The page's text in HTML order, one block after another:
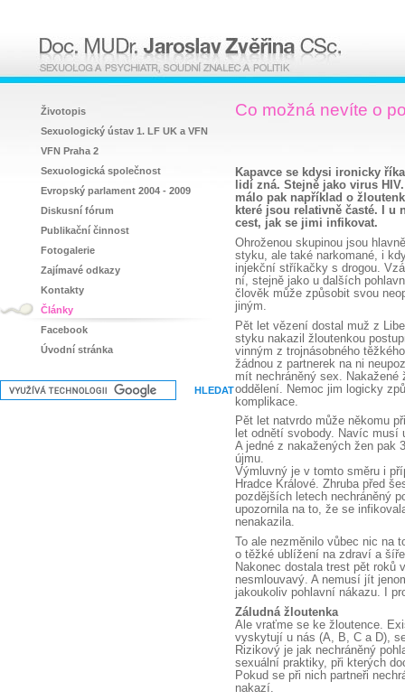
Co možná nevíte o
Kapavce se kdysi ironicky
lidí zná. Stejně jako virus
málo pak například o
které jsou relativně časté. I u
cest, jak se jimi infikovat.
Ohroženou skupinou jsou
styku, ale také narkomané, i
injekční stříkačky s drogou.
ní, stejně jako u dalších
člověk může způsobit svou
jiným.
Pět let vězení dostal muž z
styku nakazil žloutenkou
vinným z trojnásobného
žádnou z partnerek na ni
mít nechráněný sex.
oddělení. Nemoc jim logicky
komplikace.
Pět let natvrdo může někomu
let odnětí svobody. Navíc musí
A jedné z nakažených žen pak
újmu.
Výmluvný je v tomto směru i
Hradce Králové. Zhruba před
pozdějších letech nechráněný
upozornila na to, že se
nenakazila.
To ale nezměnilo vůbec nic
o těžké ublížení na zdraví a
Nakonec dostala trest pět roků
nesmlouvavý. A nemusí jít
jakoukoliv pohlavní nákazu. I
Záludná žloutenka
Ale vraťme se ke žloutence.
vyskytují u nás (A, B, C a D),
Rizikový je jak nechráněný
sexuální praktiky, při kterých
Pokud se při nich partneři
nakazí.
Životopis
Sexuologický ústav 1. LF UK a VFN
VFN Praha 2
Sexuologická společnost
Evropský parlament 2004 - 2009
Diskusní fórum
Publikační činnost
Fotogalerie
Zajímavé odkazy
Kontakty
Články
Facebook
Úvodní stránka